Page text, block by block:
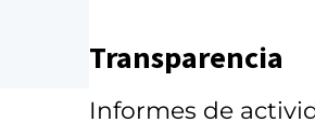
Transparencia
Informes de